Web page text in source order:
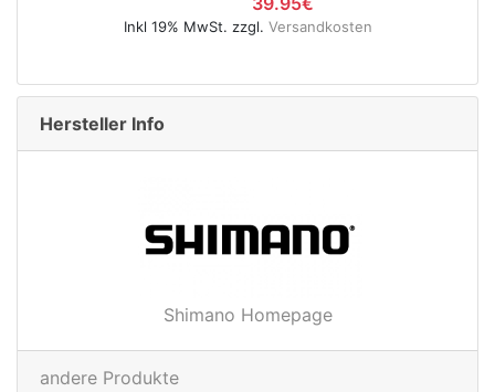
Versandkosten Inkl 19% MwSt. zzgl.
Hersteller Info
Shimano Homepage
andere Produkte